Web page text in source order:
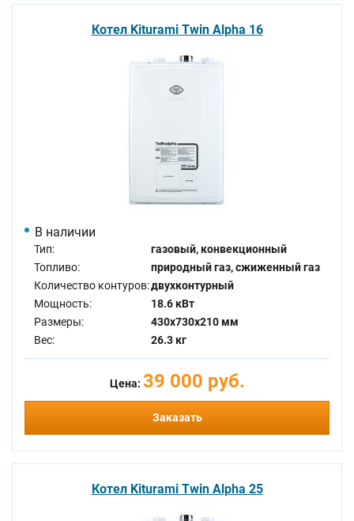
Котел Kiturami Twin Alpha 16
В наличии
Тип:
газовый, конвекционный
Топливо:
природный газ, сжиженный газ
Количество контуров:двухконтурный
Мощность:
18.6 кВт
Размеры:
430x730x210 мм
Вес:
26.3 кг
Цена: 39 000 руб.
Заказать
Котел Kiturami Twin Alpha 25